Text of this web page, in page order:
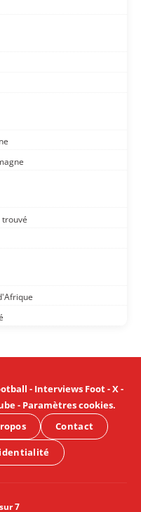
trouvé
- Interviews Foot-X-
- Paramètres cookies.
Contact
7